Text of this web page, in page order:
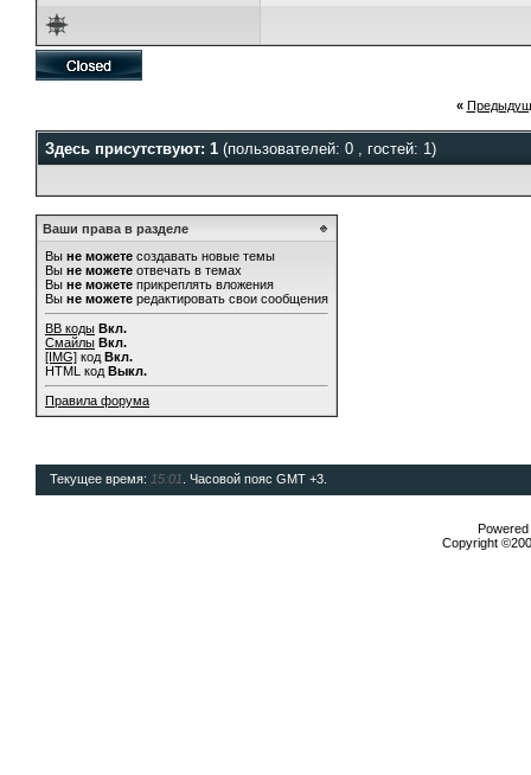
«
Здесь присутствуют: 1 (пользователей: 0 , гостей: 1)
Ваши права в разделе
Вы не можете создавать новые темы
Вы не можете отвечать в темах
Вы не можете прикреплять вложения
Вы не можете редактировать свои сообщения
BB коды Вкл.
Смайлы Вкл.
[IMG] код Вкл.
HTML код Выкл.
Правила форума
Текущее время: 15:01 . Часовой пояс GMT +3.
Copyright